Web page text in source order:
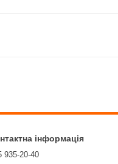
інформація
935-20-40